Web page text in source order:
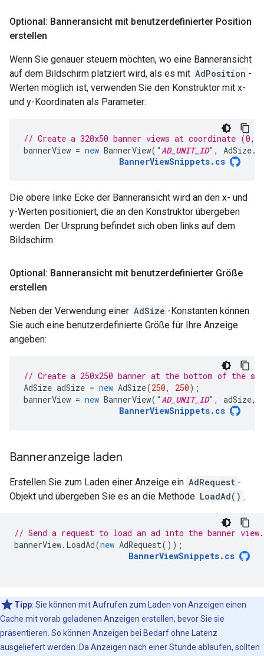
Optional: Banneransicht mit benutzerdefinierter Position
erstellen
Wenn Sie genauer steuern möchten, wo eine Banneransicht
auf dem Bildschirm platziert wird, als es mit AdPosition -
Werten möglich ist, verwenden Sie den Konstruktor mit x-
und y-Koordinaten als Parameter:
// Create a 320x50 banner views at coordinate
bannerView = new BannerView( "AD_UNIT_ID" , AdSize.
BannerViewSnippets. cs
Die obere linke Ecke der Banneransicht wird an den x- und
y-Werten positioniert, die an den Konstruktor übergeben
werden. Der Ursprung befindet sich oben links auf dem
Bildschirm.
Optional: Banneransicht mit benutzerdefinierter Größe
erstellen
Neben der Verwendung einer AdSize -Konstanten können
Sie auch eine benutzerdefinierte Größe für Ihre Anzeige
angeben:
// Create a 250x250 banner at the bottom of the
AdSize adSize = new AdSize(250, 250);
bannerView = new BannerView( "AD_UNIT_ID" , adSize,
BannerViewSnippets. cs
Banneranzeige laden
Erstellen Sie zum Laden einer Anzeige ein AdRequest -
Objekt und übergeben Sie es an die Methode LoadAd() .
// Send a request to load an ad into the banner view.
bannerView. LoadAd(new AdRequest());
BannerViewSnippets. cs
Tipp: Sie können mit Aufrufen zum Laden von Anzeigen einen
Cache mit vorab geladenen Anzeigen erstellen, bevor Sie sie
präsentieren. So können Anzeigen bei Bedarf ohne Latenz
ausgeliefert werden. Da Anzeigen nach einer Stunde ablaufen, sollten